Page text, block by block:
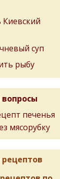
Киевский
суп
рыбу
печенья
мясорубку